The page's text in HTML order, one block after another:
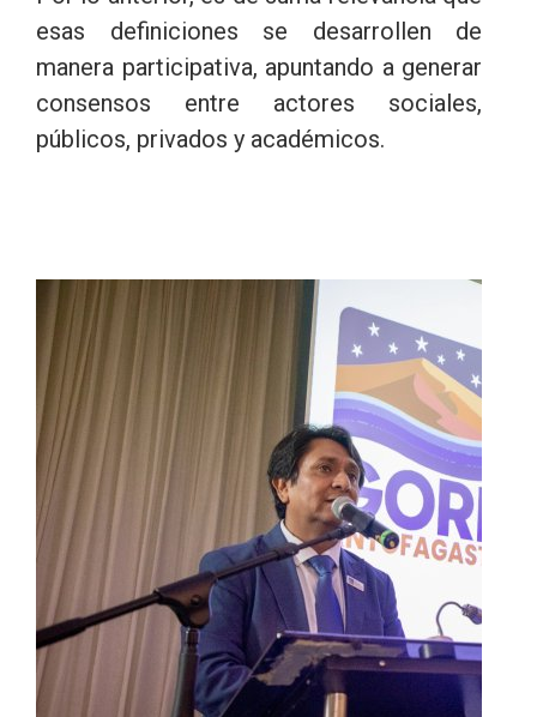
esas definiciones se desarrollen de
manera participativa, apuntando a generar
consensos entre actores sociales,
públicos, privados y académicos.